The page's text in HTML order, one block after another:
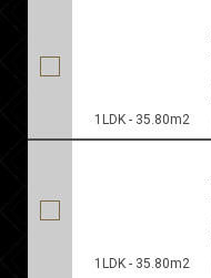
1LDK - 35.80m2
1LDK - 35.80m2